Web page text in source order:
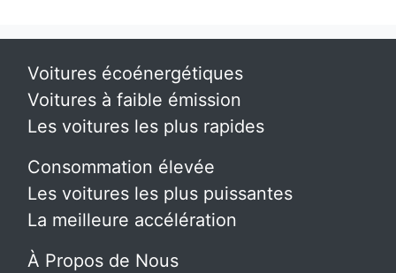
Voitures écoénergétiques
Voitures à faible émission
Les voitures les plus rapides
Consommation élevée
Les voitures les plus puissantes
La meilleure accélération
À Propos de Nous